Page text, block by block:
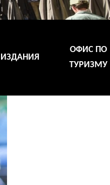
ИЗДАНИЯ
ОФИС ПО
ТУРИЗМУ